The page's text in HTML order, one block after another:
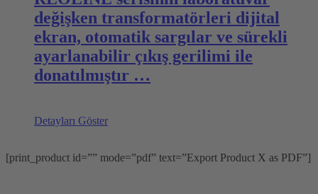
değişken transformatörleri dijital
ekran, otomatik sargılar ve sürekli
ayarlanabilir çıkış gerilimi ile
donatılmıştır …
Detayları Göster
[print_product id=”” mode=”pdf” text=”Export Product X as PDF”]